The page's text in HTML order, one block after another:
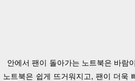
안에서 팬이 돌아가는 노트북은 바람
노트북은 쉽게 뜨거워지고, 팬이 더욱